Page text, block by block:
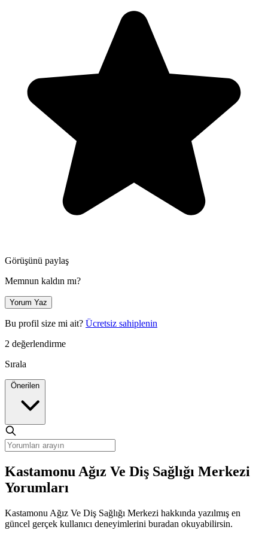
Görüşünü paylaş
Memnun kaldın mı?
Yorum Yaz
Bu profil size mi ait? Ücretsiz sahiplenin
2 değerlendirme
Sırala
Kastamonu Ağız Ve Diş Sağlığı Merkezi
Yorumları
Kastamonu Ağız Ve Diş Sağlığı Merkezi hakkında yazılmış en
güncel gerçek kullanıcı deneyimlerini buradan okuyabilirsin.